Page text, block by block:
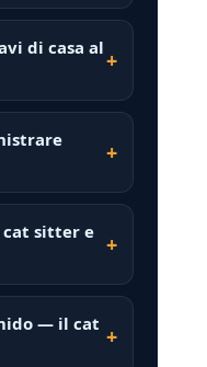
di casa al
cat sitter e
— il cat